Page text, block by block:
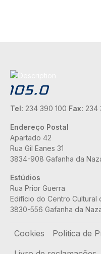
Tel: 234 390 100 Fax: 234
Endereço Postal
Apartado 42
Rua Gil Eanes 31
3834-908 Gafanha da
Estúdios
Rua Prior Guerra
Edifício do Centro Cultural
3830-556 Gafanha da
Rodapé
Cookies
Política de